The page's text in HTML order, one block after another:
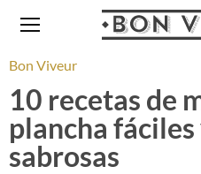
Bon Viveur
10 recetas de
plancha
sabrosas